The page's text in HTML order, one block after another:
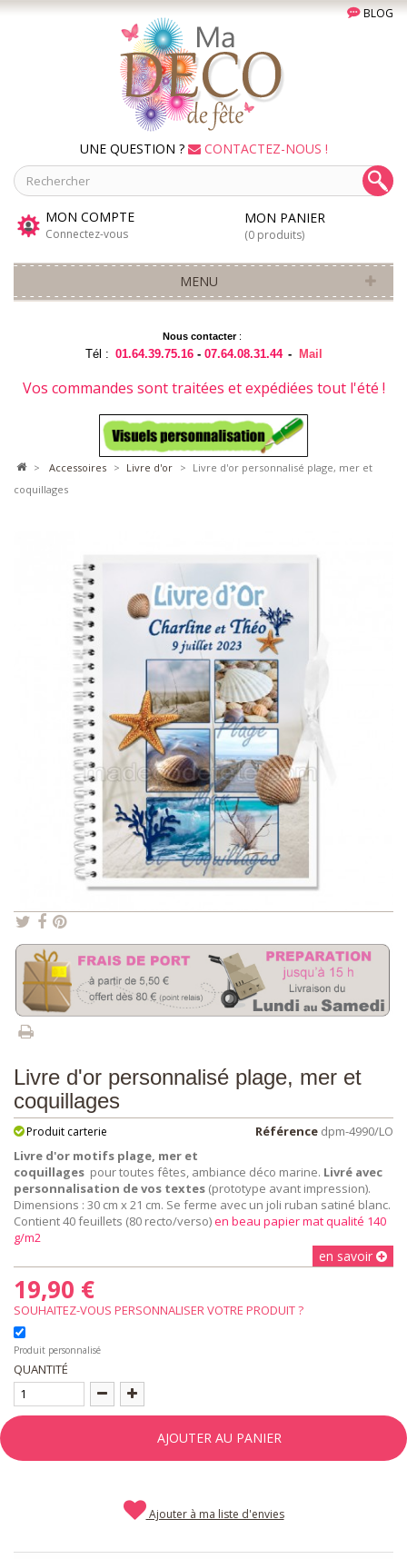
BLOG
UNE QUESTION ? CONTACTEZ-NOUS !
MON COMPTE
Connectez-vous
MON PANIER
(0 produits)
MENU
Nous contacter:
Tél : 01.64.39.75.16 -07.64.08.31.44 - Mail
Vos commandes sont traitées et expédiées tout l'été !
> accessoires > livre d'or > Livre d'or personnalisé plage, mer et
coquillages
Livre d'or personnalisé plage, mer et
coquillages
Référence dpm-4990/LO
Produit carterie
Livre d'or motifs plage, mer et
coquillages pour toutes fêtes, ambiance déco marine. Livré avec
personnalisation de vos textes (prototype avant impression).
Dimensions : 30 cm x 21 cm. Se ferme avec un joli ruban satiné blanc.
Contient 40 feuillets (80 recto/verso)en beau papier mat qualité 140
g/m2
en savoir
19,90 €
Produit personnalisé
QUANTITÉ
AJOUTER AU PANIER
Ajouter à ma liste d'envies